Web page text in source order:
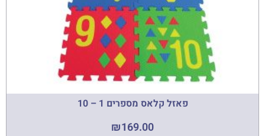
פאזל קלאס מספרים 1 – 10
₪169.00